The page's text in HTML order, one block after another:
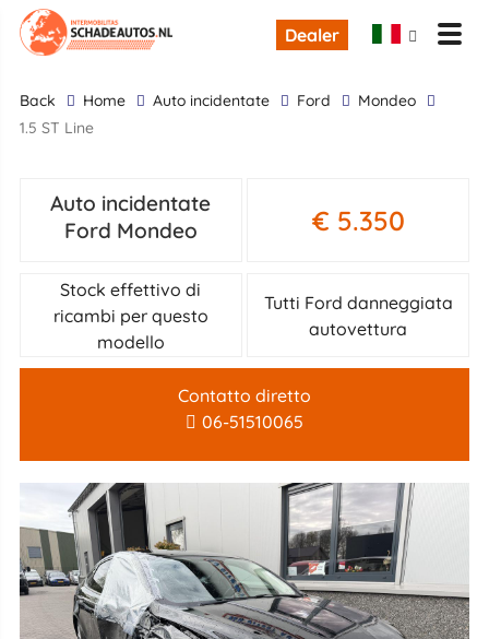
Dealer
back Home Auto incidentate Ford
Mondeo
1.5 ST Line
Auto incidentate
Ford Mondeo
€ 5.350
Stock effettivo di
ricambi per questo
modello
Tutti Ford danneggiata
autovettura
Contatto diretto
06-51510065